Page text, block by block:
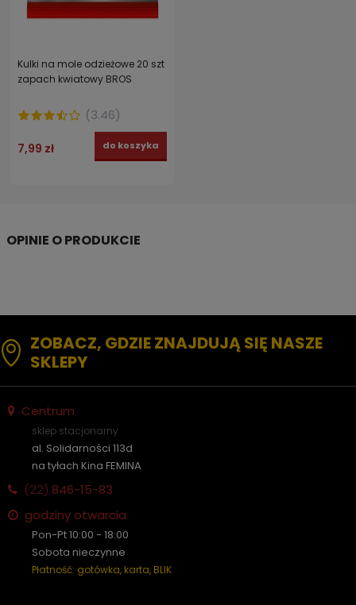
Kulki na mole odzieżowe 20 szt
zapach kwiatowy BROS
(3.46)
7,99 zł do koszyka
ZOBACZ, GDZIE ZNAJDUJĄ SIĘ NASZE
SKLEPY
Centrum
sklep stacjonarny
al. Solidarności 113d
na tyłach Kina FEMINA
(22) 846-15-83
godziny otwarcia
Pon-Pt 10:00 - 18:00
Sobota nieczynne
Płatność: gotówka, karta, BLIK